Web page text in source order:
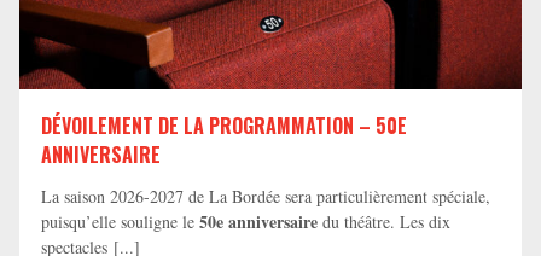
DÉVOILEMENT DE LA PROGRAMMATION – 50E
ANNIVERSAIRE
La saison 2026-2027 de La Bordée sera particulièrement spéciale,
puisqu’elle souligne le 50e anniversaire du théâtre. Les dix
spectacles [...]